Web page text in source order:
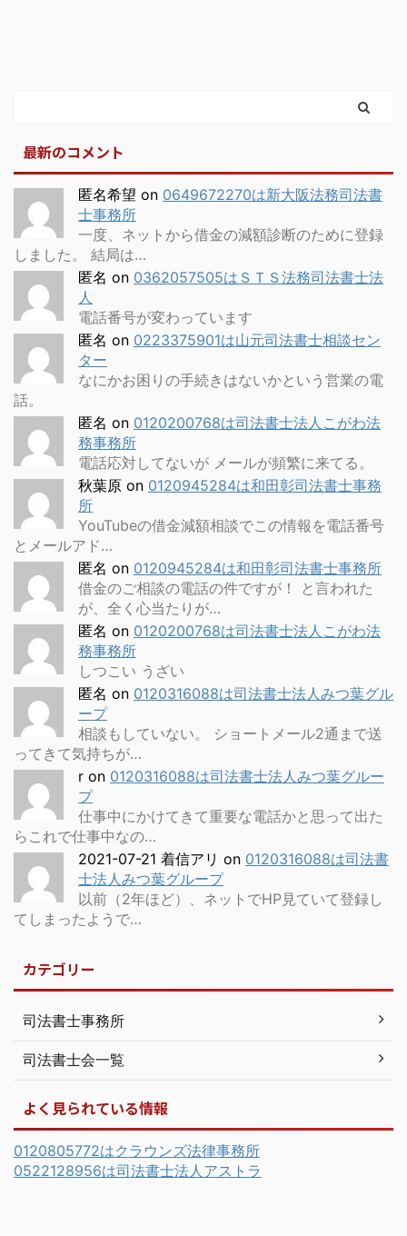
最新のコメント
匿名希望 on 0649672270は新大阪法務司法書
士事務所
一度、ネットから借金の減額診断のために登録
しました。 結局は…
匿名 on 0362057505はＳＴＳ法務司法書士法
人
電話番号が変わっています
匿名 on 0223375901は山元司法書士相談セン
ター
なにかお困りの手続きはないかという営業の電
話。
匿名 on 0120200768は司法書士法人こがわ法
務事務所
電話応対してないが メールが頻繁に来てる。
秋葉原 on 0120945284は和田彰司法書士事務
所
YouTubeの借金減額相談でこの情報を電話番号
とメールアド…
匿名 on 0120945284は和田彰司法書士事務所
借金のご相談の電話の件ですが！ と言われた
が、全く心当たりが…
匿名 on 0120200768は司法書士法人こがわ法
務事務所
しつこい うざい
匿名 on 0120316088は司法書士法人みつ葉グル
ープ
相談もしていない。 ショートメール2通まで送
ってきて気持ちが…
r on 0120316088は司法書士法人みつ葉グルー
プ
仕事中にかけてきて重要な電話かと思って出た
らこれで仕事中なの…
2021-07-21 着信アリ on 0120316088は司法書
士法人みつ葉グループ
以前（2年ほど）、ネットでHP見ていて登録し
てしまったようで…
カテゴリー
司法書士事務所
司法書士会一覧
よく見られている情報
0120805772はクラウンズ法律事務所
0522128956は司法書士法人アストラ